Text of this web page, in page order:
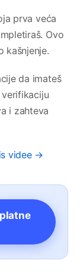
prva veća
Ovo
kašnjenje.
da imateš
i zahteva
videe →